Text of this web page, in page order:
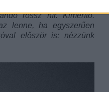
egyszerűen túl sok az
rossz hír. Kimerítő.
lenne, ha egyszerűen
először is: nézzünk